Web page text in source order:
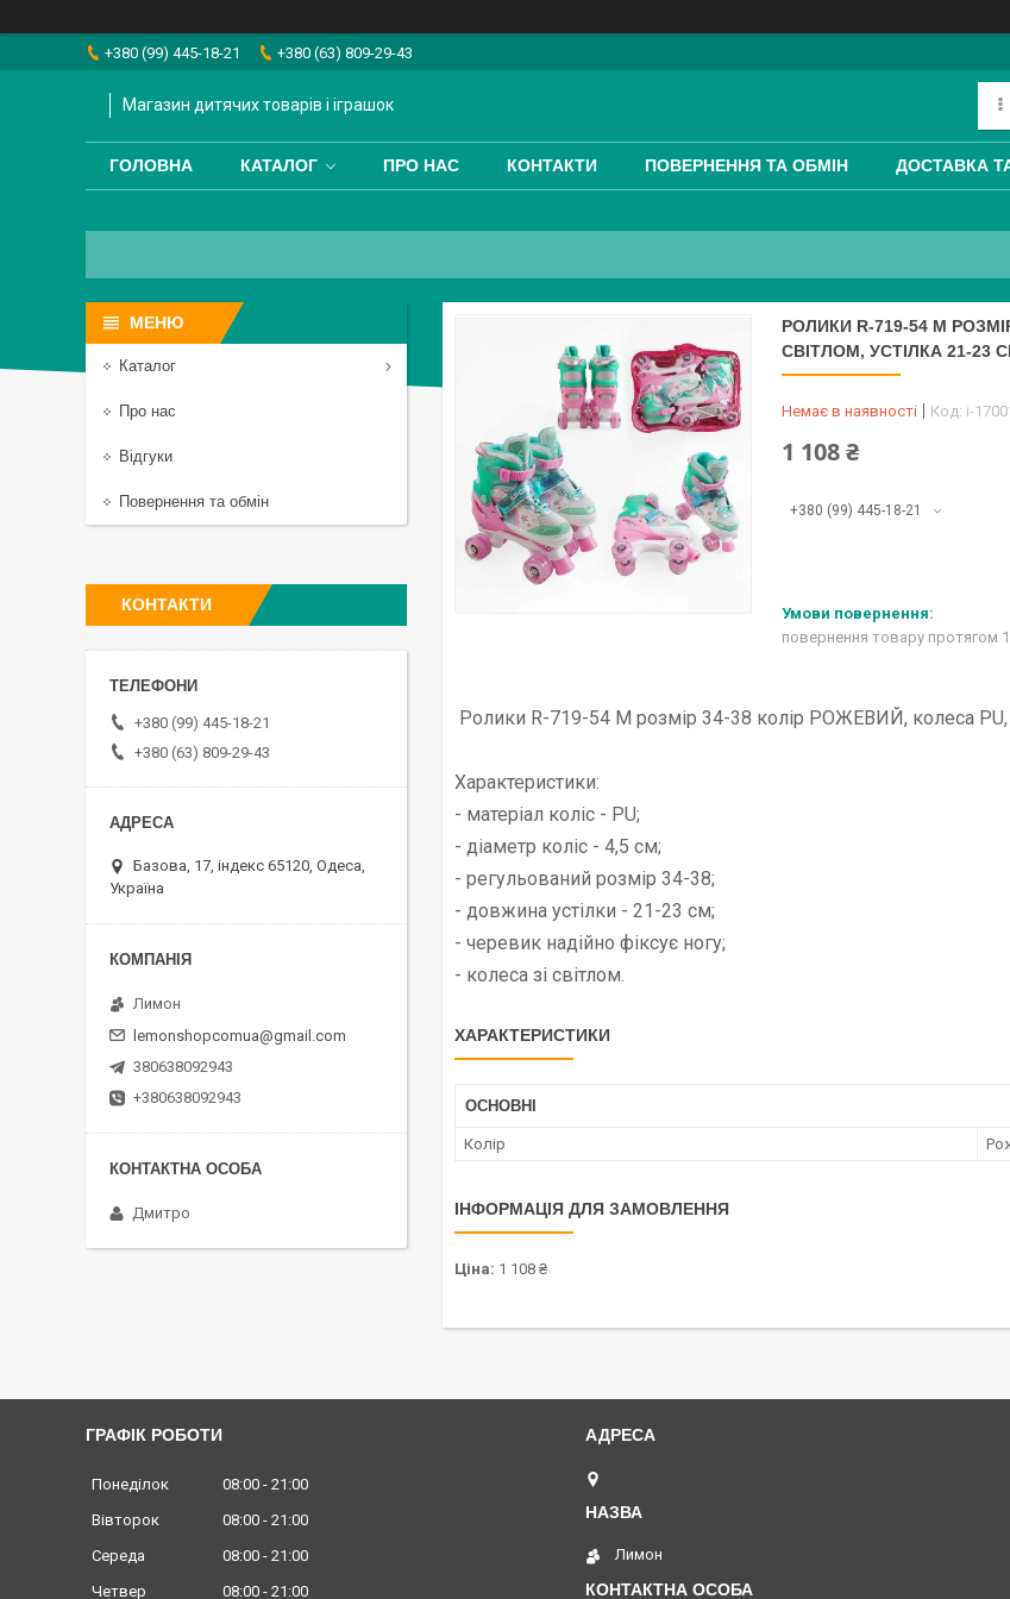
+380 (99) 445-18-21 +380 (63) 809-29-43
Магазин дитячих товарів і іграшок
ГОЛОВНА КАТАЛОГ ПРО НАС КОНТАКТИ ПОВЕРНЕННЯ ТА ОБМІН ДОСТАВКА
РОЛИКИ R-719-54 М
СВІТЛОМ, УСТІЛКА 21-23
Немає в наявності Код: i-
1 108 ₴
+380 (99) 445-18-21
повернення товару протягом
Ролики R-719-54 М розмір 34-38 колір РОЖЕВИЙ, колеса
Характеристики:
- матеріал коліс - PU;
- діаметр коліс - 4,5 см;
- регульований розмір 34-38;
- довжина устілки - 21-23 см;
- черевик надійно фіксує ногу;
- колеса зі світлом.
ХАРАКТЕРИСТИКИ
ОСНОВНІ
Колір
ІНФОРМАЦІЯ ДЛЯ ЗАМОВЛЕННЯ
Ціна: 1 108 ₴
Каталог
Про нас
Відгуки
Повернення та обмін
КОНТАКТИ
+380 (99) 445-18-21
+380 (63) 809-29-43
Базова, 17, індекс 65120, Одеса,
Україна
Лимон
lemonshopcomua@gmail.com
380638092943
+380638092943
Дмитро
ГРАФІК РОБОТИ
Понеділок 08:00
21:00
Вівторок
08:00
21:00
Середа
08:00
21:00
Четвер
08:00 21:00
Лимон